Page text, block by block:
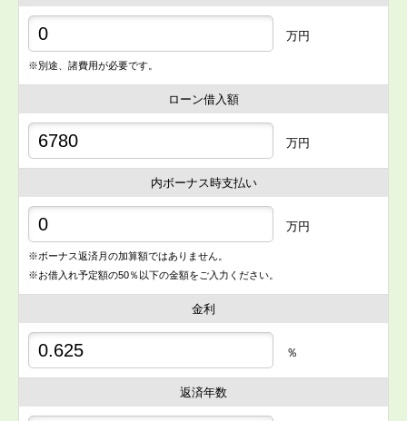
万円
※別途、諸費用が必要です。
ローン借入額
万円
内ボーナス時支払い
万円
※ボーナス返済月の加算額ではありません。
※お借入れ予定額の50％以下の金額をご入力ください。
金利
％
返済年数